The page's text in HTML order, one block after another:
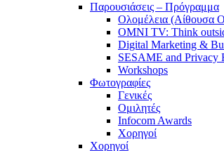
Παρουσιάσεις – Πρόγραμμα
Ολομέλεια
OMNI TV: Think
Digital Marketing &
SESAME and Privacy
Workshops
Φωτογραφίες
Γενικές
Ομιλητές
Infocom Awards
Χορηγοί
Χορηγοί